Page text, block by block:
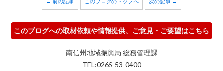
このブログへの取材依頼や情報提供、ご意見・ご要望はこちら
南信州地域振興局 総務管理課
TEL:0265-53-0400